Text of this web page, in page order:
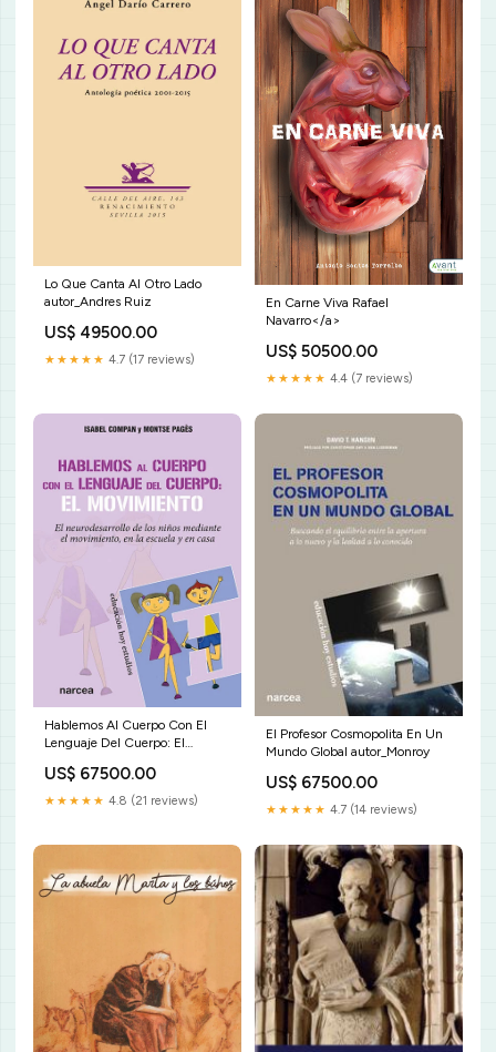
Lo Que Canta Al Otro Lado
autor_Andres Ruiz
US$ 49500.00
★★★★★ 4.7 (17 reviews)
En Carne Viva Rafael
Navarro</a>
US$ 50500.00
★★★★★ 4.4 (7 reviews)
Hablemos Al Cuerpo Con El
Lenguaje Del Cuerpo: El
US$ 67500.00
★★★★★ 4.8 (21 reviews)
El Profesor Cosmopolita En Un
Mundo Global autor_Monroy
US$ 67500.00
★★★★★ 4.7 (14 reviews)